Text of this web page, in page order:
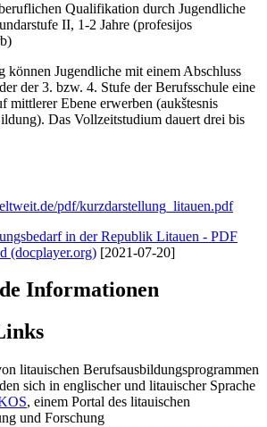
Qualifikation durch Jugendliche
II, 1-2 Jahre (profesijos
können Jugendliche mit einem Abschluss
der 3. bzw. 4. Stufe der Berufsschule eine
mittlerer Ebene erwerben (aukštesnis
Das Vollzeitstudium dauert drei bis
pdf/kurzdarstellung_litauen.pdf
in der Republik Litauen - PDF
(docplayer.org) [2021-07-20]
Informationen
litauischen Berufsausbildungsprogrammen
sich in englischer und litauischer Sprache
, einem Portal des litauischen
und Forschung